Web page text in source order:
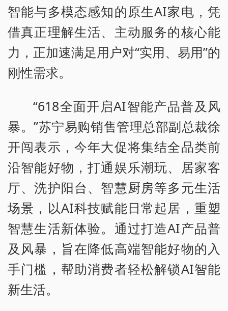
智能与多模态感知的原生AI家电，凭
借真正理解生活、主动服务的核心能
力，正加速满足用户对“实用、易用”的
刚性需求。
“618全面开启AI智能产品普及风
暴。”苏宁易购销售管理总部副总裁徐
开闯表示，今年大促将集结全品类前
沿智能好物，打通娱乐潮玩、居家客
厅、洗护阳台、智慧厨房等多元生活
场景，以AI科技赋能日常起居，重塑
智慧生活新体验。通过打造AI产品普
及风暴，旨在降低高端智能好物的入
手门槛，帮助消费者轻松解锁AI智能
新生活。